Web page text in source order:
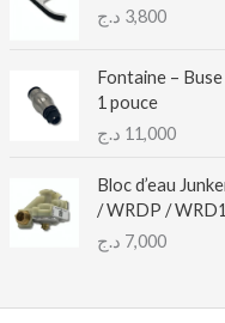
3,800 د.ج
Fontaine –
1 pouce
11,000 د.ج
Bloc d’eau
/ WRDP /
7,000 د.ج